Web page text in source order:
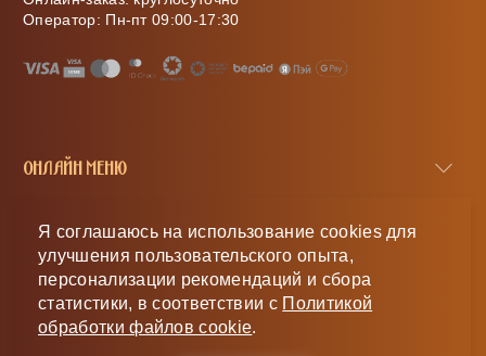
Оператор: Пн-пт 09:00-17:30
ОНЛАЙН МЕНЮ
МЕНЮ САЙТА
КЛИЕНТУ
МЫ В РЕГИОНАХ
Я соглашаюсь на использование cookies для
улучшения пользовательского опыта,
персонализации рекомендаций и сбора
статистики, в соответствии с Политикой
обработки файлов cookie.